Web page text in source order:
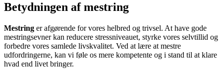
Betydningen af mestring
Mestring er afgørende for vores helbred og trivsel. At have gode
mestringsevner kan reducere stressniveauet, styrke vores selvtillid og
forbedre vores samlede livskvalitet. Ved at lære at mestre
udfordringerne, kan vi føle os mere kompetente og i stand til at klare
hvad end livet bringer.